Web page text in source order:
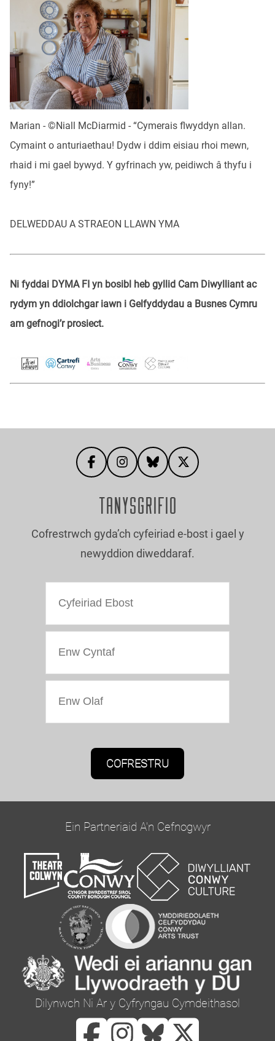
Marian - ©Niall McDiarmid - “Cymerais flwyddyn allan.
Cymaint o anturiaethau! Dydw i ddim eisiau rhoi mewn,
rhaid i mi gael bywyd. Y gyfrinach yw, peidiwch â thyfu i
fyny!”
DELWEDDAU A STRAEON LLAWN YMA
Ni fyddai DYMA FI yn bosibl heb gyllid Cam Diwylliant ac
rydym yn ddiolchgar iawn i Gelfyddydau a Busnes Cymru
am gefnogi’r prosiect.
TANYSGRIFIO
Cofrestrwch gyda’ch cyfeiriad e-bost i gael y
newyddion diweddaraf.
Caniatâd Marchnata
Bydd Oriel Colwyn yn defnyddio'r wybodaeth a
Cadarnhewch yr hoffech glywed gennym trwy e-
bost trwy dicio'r blwch isod:
Ebost
Gallwch newid eich meddwl unrhyw bryd drwy
glicio ar y ddolen dad-danysgrifio yn nhroedyn
unrhyw e-bost a gewch gennym, neu drwy
gysylltu â ni yn curator@orielcolwyn.org. Byddwn
yn trin eich gwybodaeth â pharch. I gael rhagor o
wybodaeth am ein harferion preifatrwydd, ewch
i'n gwefan. Drwy glicio isod, rydych yn cytuno y
Ein Partneriaid A'n Cefnogwyr
Dilynwch Ni Ar y Cyfryngau Cymdeithasol